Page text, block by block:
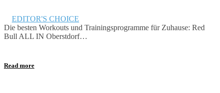
EDITOR'S CHOICE
Die besten Workouts und Trainingsprogramme für Zuhause: Red
Bull ALL IN Oberstdorf…
Read more